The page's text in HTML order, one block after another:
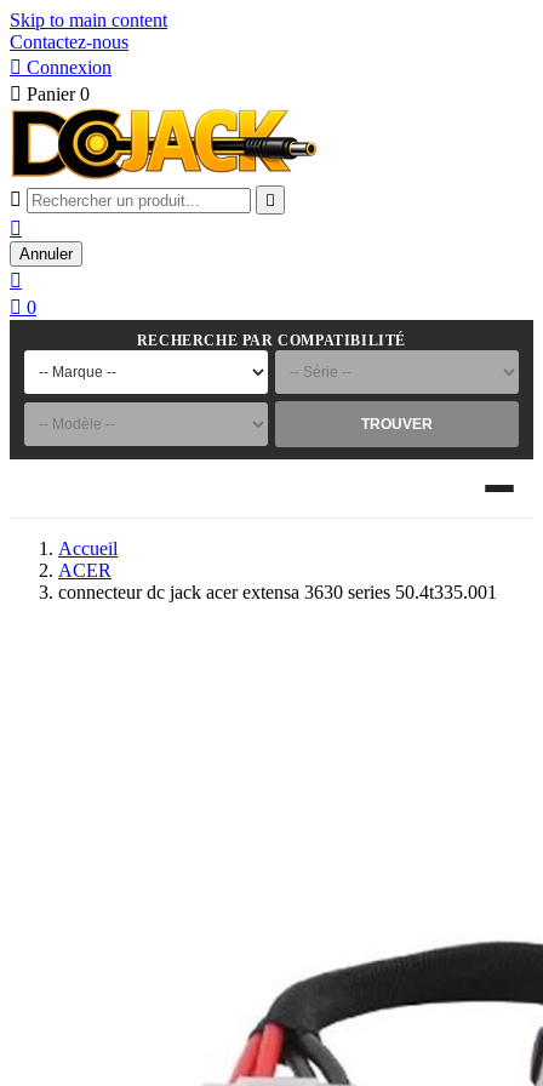
Skip to main content
Contactez-nous
 Connexion
 Panier 0
 

Annuler

 0
RECHERCHE PAR COMPATIBILITÉ
TROUVER
Accueil
ACER
connecteur dc jack acer extensa 3630 series 50.4t335.001